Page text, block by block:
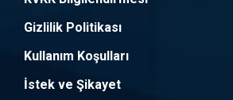
Gizlilik Politikası
Kullanım Koşulları
İstek ve Şikayet